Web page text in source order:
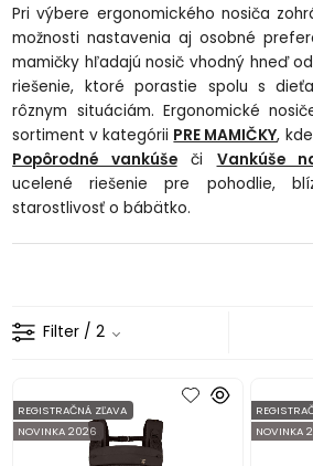
Pri výbere ergonomického nosiča
možnosti nastavenia aj osobné
mamičky hľadajú nosič vhodný hneď
riešenie, ktoré porastie spolu s
rôznym situáciám. Ergonomické
sortiment v kategórii PRE MAMIČKY,
Popôrodné vankúšeči Vankúše
ucelené riešenie pre pohodlie,
starostlivosť o bábätko.
Filter / 2
REGISTRAČNÁ ZĽAVA
NOVINKA 2026
NOVINKA